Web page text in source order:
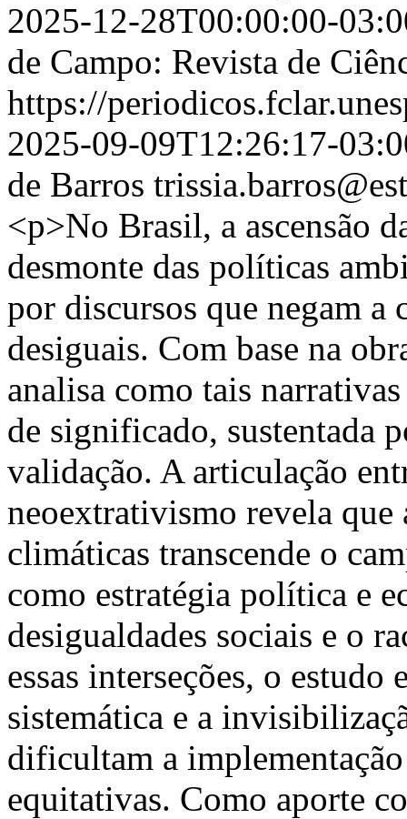
2025-12-28T00:00:00-
de Campo: Revista de
https://
2025-09-09T12:26:17-
de Barros
<p>No Brasil, a ascensão
desmonte das políticas
por discursos que negam a
desiguais. Com base na
analisa como tais
de significado, sustentada
validação. A articulação
neoextrativismo revela que
climáticas transcende o
como estratégia política e
desigualdades sociais e o
essas interseções, o
sistemática e a
dificultam a
equitativas. Como aporte